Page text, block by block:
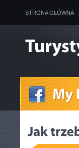
STRONA GŁÓWNA